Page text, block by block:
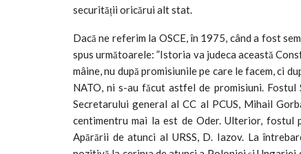
securității oricărui alt stat.
Dacă ne referim la OSCE, în 1975, când a fost
spus următoarele: ”Istoria va judeca această
mâine, nu după promisiunile pe care le facem, ci
NATO, ni s-au făcut astfel de promisiuni.
Secretarului general al CC al PCUS, Mihail
centimentru mai la est de Oder. Ulterior,
Apărării de atunci al URSS, D. Iazov. La